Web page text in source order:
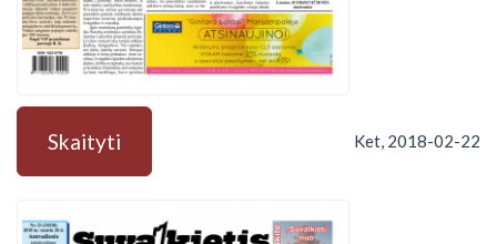
Skaityti Ket, 2018-02-22